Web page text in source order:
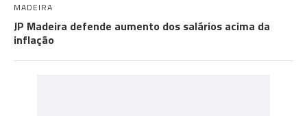
MADEIRA
JP Madeira defende aumento dos salários acima da
inflação